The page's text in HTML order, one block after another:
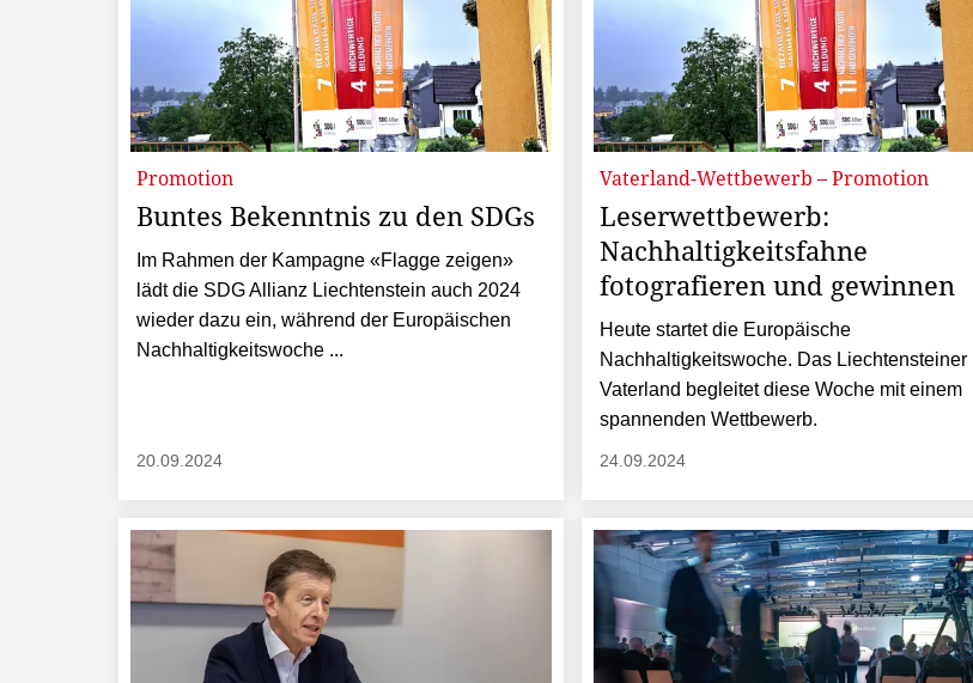
Promotion
Buntes Bekenntnis zu den SDGs
Im Rahmen der Kampagne «Flagge zeigen»
lädt die SDG Allianz Liechtenstein auch 2024
wieder dazu ein, während der Europäischen
Nachhaltigkeitswoche ...
20.09.2024
Vaterland-Wettbewerb – Promotion
Leserwettbewerb:
Nachhaltigkeitsfahne
fotografieren und gewinnen
Heute startet die Europäische
Nachhaltigkeitswoche. Das Liechtensteiner
Vaterland begleitet diese Woche mit einem
spannenden Wettbewerb.
24.09.2024